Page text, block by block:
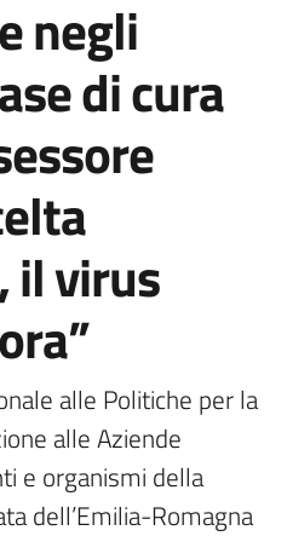
negli
di cura
il virus
alle Politiche per la
alle Aziende
e organismi della
dell’Emilia-Romagna